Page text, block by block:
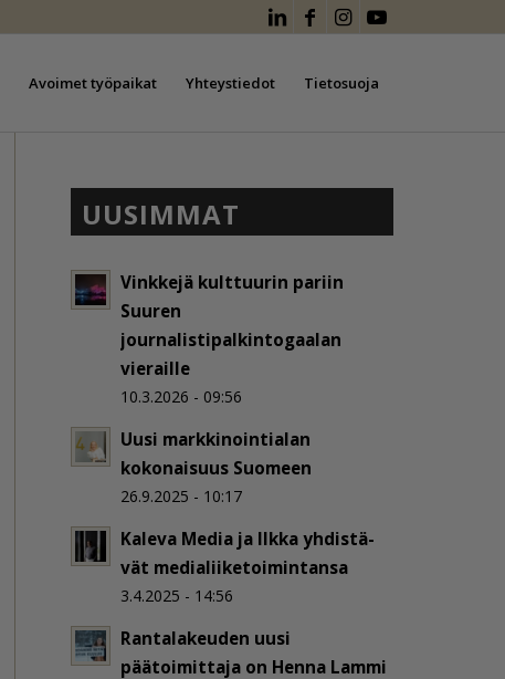
Avoimet työpaikat Yhteystiedot Tietosuoja
UUSIMMAT
Vinkkejä kulttuurin pariin
Suuren
journalistipalkintogaalan
vieraille
10.3.2026 - 09:56
Uusi markkinointialan
kokonaisuus Suomeen
26.9.2025 - 10:17
Kaleva Media ja Ilkka yh­dis­tä­
vät me­dia­lii­ke­toi­min­tan­sa
3.4.2025 - 14:56
Rantalakeuden uusi
päätoimittaja on Henna Lammi